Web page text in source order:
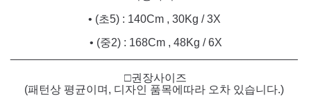
• (초5) : 140Cm , 30Kg / 3X
• (중2) : 168Cm , 48Kg / 6X
□권장사이즈
(패턴상 평균이며, 디자인 품목에따라 오차 있습니다.)